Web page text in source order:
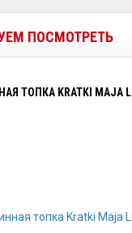
ПОСМОТРЕТЬ
ТОПКА KRATKI MAJA